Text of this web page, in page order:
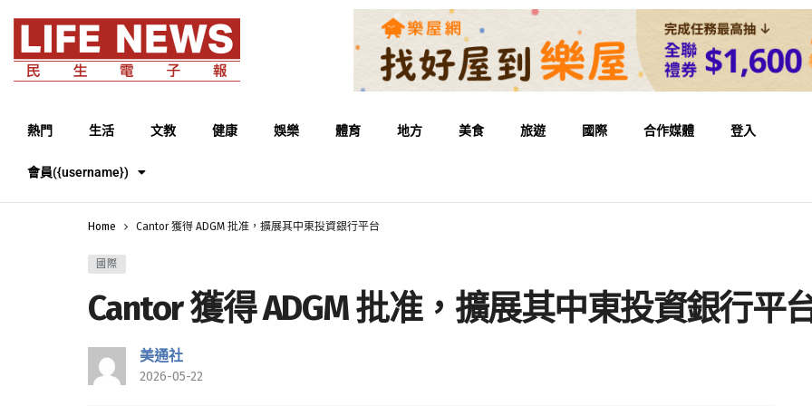
熱門 生活 文教 健康 娛樂 體育 地方 美食 旅遊 國際 合作媒體 登入
會員({username})
Home Cantor 獲得 ADGM 批准，擴展其中東投資銀行平台
國際
Cantor 獲得 ADGM 批准，擴展其中東投資銀行平
美通社
2026-05-22